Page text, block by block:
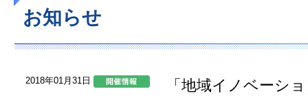
お知らせ
2018年01月31日
「地域イノベーシ